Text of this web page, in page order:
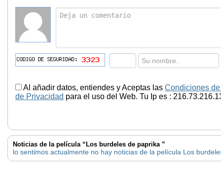
Al añadir datos, entiendes y Aceptas las Condiciones
de Privacidad para el uso del Web. Tu Ip es :
Noticias de la película “Los burdeles de paprika ”
lo sentimos actualmente no hay noticias de la película Los